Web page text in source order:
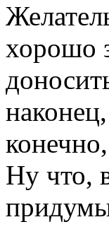
хорошо
Ну что,